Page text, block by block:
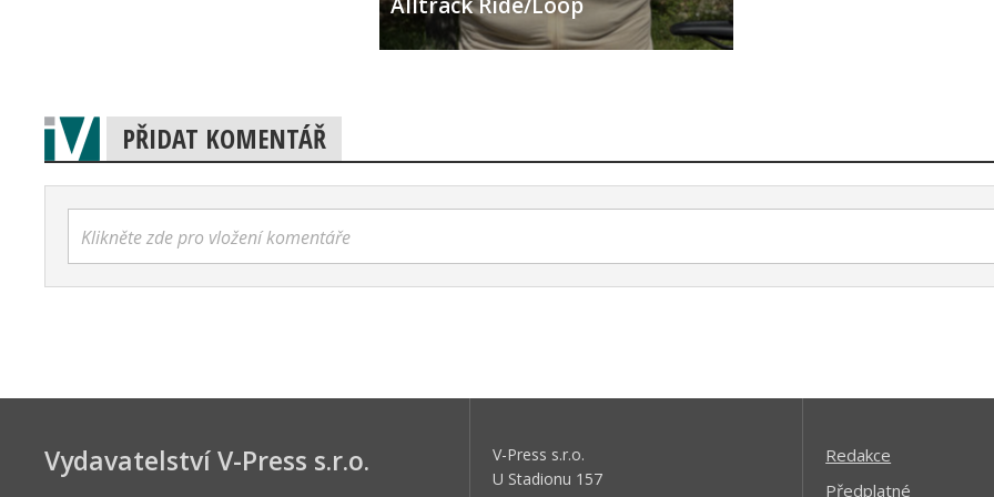
PŘIDAT KOMENTÁŘ
Klikněte zde pro vložení komentáře
Vydavatelství V-Press s.r.o.
V-Press s.r.o.
U Stadionu 157
Redakce
Předplatné